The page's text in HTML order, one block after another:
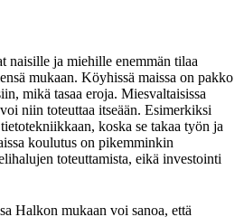
naisille ja miehille enemmän tilaa
mukaan. Köyhissä maissa on pakko
mikä tasaa eroja. Miesvaltaisissa
niin toteuttaa itseään. Esimerkiksi
koska se takaa työn ja
koulutus on pikemminkin
toteuttamista, eikä investointi
Halkon mukaan voi sanoa, että